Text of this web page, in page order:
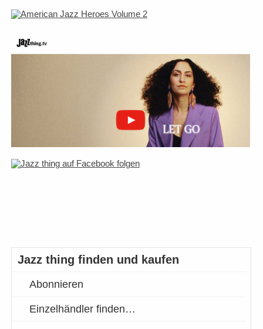
Jazz thing finden und kaufen
Abonnieren
Einzelhändler finden…